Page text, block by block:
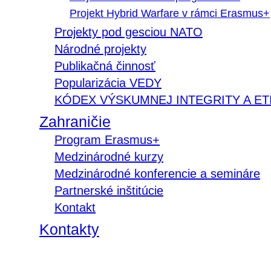
Projekt Hybrid Warfare v rámci Erasmus+
Projekty pod gesciou NATO
Národné projekty
Publikačná činnosť
Popularizácia VEDY
KÓDEX VÝSKUMNEJ INTEGRITY A
Zahraničie
Program Erasmus+
Medzinárodné kurzy
Medzinárodné konferencie a semináre
Partnerské inštitúcie
Kontakt
Kontakty